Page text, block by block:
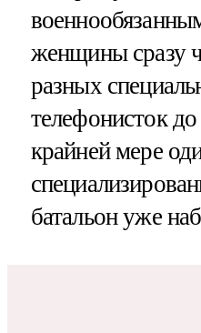
женщины сразу
разных
телефонисток
крайней мере
батальон уже